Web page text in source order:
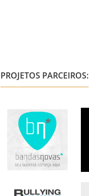
PROJETOS PARCEIROS: